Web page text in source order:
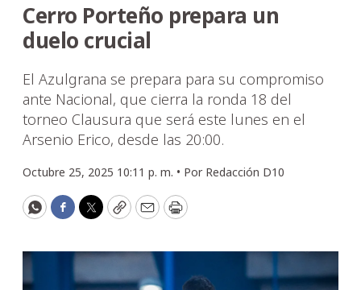
Cerro Porteño prepara un
duelo crucial
El Azulgrana se prepara para su compromiso
ante Nacional, que cierra la ronda 18 del
torneo Clausura que será este lunes en el
Arsenio Erico, desde las 20:00.
Octubre 25, 2025 10:11 p. m. • Por Redacción D10
WhatsApp
Facebook
Twitter
CopyEmailPrint